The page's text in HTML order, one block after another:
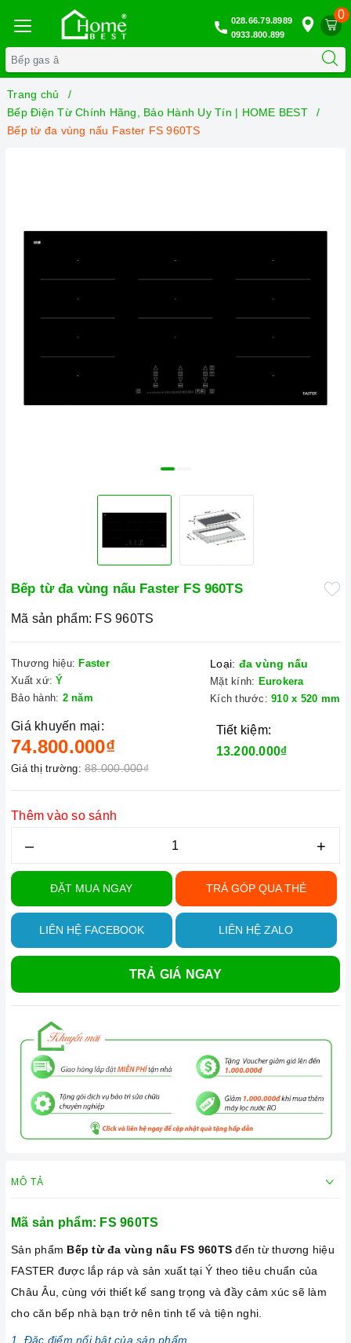
0
028.66.79.8989
0933.800.899
Trang chủ
Bếp Điện Từ Chính Hãng, Bảo Hành Uy Tín | HOME BEST
Bếp từ đa vùng nấu Faster FS 960TS
Bếp từ đa vùng nấu Faster FS 960TS
Mã sản phẩm: FS 960TS
Thương hiệu: Faster
Xuất xứ: Ý
Bảo hành: 2 năm
Loại: đa vùng nấu
Mặt kính: Eurokera
Kích thước: 910 x 520 mm
Giá khuyến mại:
74.800.000₫
Giá thị trường: 88.000.000₫
Tiết kiệm:
13.200.000₫
Thêm vào so sánh
– +
ĐẶT MUA NGAY TRẢ GÓP QUA THẺ
LIÊN HỆ FACEBOOK LIÊN HỆ ZALO
TRẢ GIÁ NGAY
MÔ TẢ
Mã sản phẩm: FS 960TS
Sản phẩm Bếp từ đa vùng nấu FS 960TS đến từ thương hiệu
FASTER được lắp ráp và sản xuất tại Ý theo tiêu chuẩn của
Châu Âu, cùng với thiết kế sang trọng và đầy cảm xúc sẽ làm
cho căn bếp nhà bạn trở nên tinh tế và tiện nghi.
1. Đặc điểm nổi bật của sản phẩm